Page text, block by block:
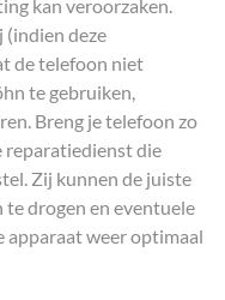
kan veroorzaken.
deze
de telefoon niet
te gebruiken,
Breng je telefoon zo
reparatiedienst die
Zij kunnen de juiste
drogen en eventuele
apparaat weer optimaal